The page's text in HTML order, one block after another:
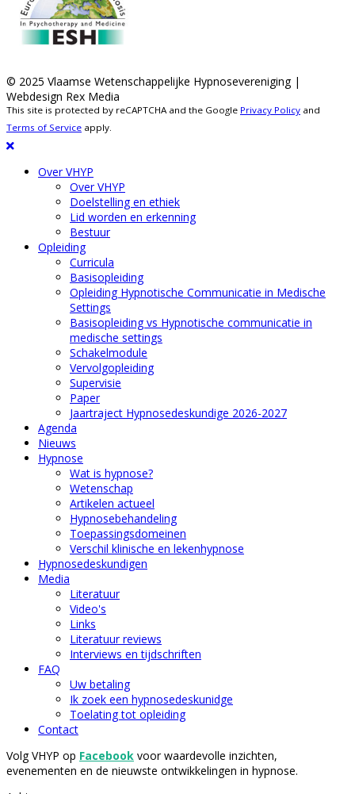
© 2025 Vlaamse Wetenschappelijke Hypnosevereniging |
Webdesign Rex Media
This site is protected by reCAPTCHA and the Google Privacy Policy and
Terms of Service apply.
Over VHYP
Over VHYP
Doelstelling en ethiek
Lid worden en erkenning
Bestuur
Opleiding
Curricula
Basisopleiding
Opleiding Hypnotische Communicatie in Medische
Settings
Basisopleiding vs Hypnotische communicatie in
medische settings
Schakelmodule
Vervolgopleiding
Supervisie
Paper
Jaartraject Hypnosedeskundige 2026-2027
Agenda
Nieuws
Hypnose
Wat is hypnose?
Wetenschap
Artikelen actueel
Hypnosebehandeling
Toepassingsdomeinen
Verschil klinische en lekenhypnose
Hypnosedeskundigen
Media
Literatuur
Video's
Links
Literatuur reviews
Interviews en tijdschriften
FAQ
Uw betaling
Ik zoek een hypnosedeskunidge
Toelating tot opleiding
Contact
Volg VHYP op Facebook voor waardevolle inzichten,
evenementen en de nieuwste ontwikkelingen in hypnose.